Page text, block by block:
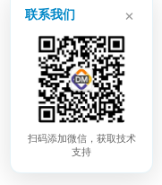
联系我们 ×
扫码添加微信，获取技术
支持